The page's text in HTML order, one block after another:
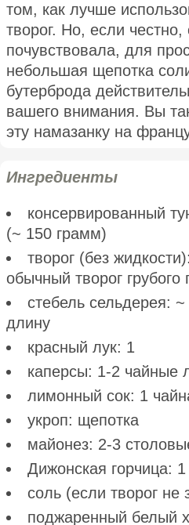
том, как лучше
творог. Но, если
почувствовала, для
небольшая щепотка
бутерброда
вашего внимания. Вы
эту намазанку на
Ингредиенты
консервированный
(~ 150 грамм)
творог (без
обычный творог грубого
стебель сельдерея:
длину
красный лук: 1
каперсы: 1-2 чайные
лимонный сок: 1
укроп: щепотка
майонез: 2-3
Дижонская горчица:
соль (если творог не
поджаренный белый